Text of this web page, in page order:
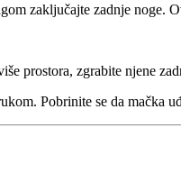
zaključajte zadnje noge.
prostora, zgrabite njene
Pobrinite se da mačka